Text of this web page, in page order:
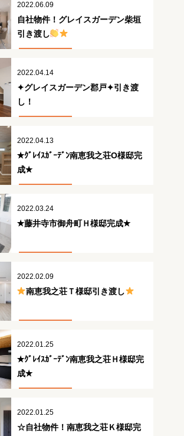
2022.06.09
自社物件！グレイスガーデン柴垣
引き渡し
2022.04.14
✦グレイスガーデン郡戸✦引き渡
し！
2022.04.13
✭ｸﾞﾚｲｽｶﾞｰﾃﾞﾝ南恵我之荘O様邸完
成✭
2022.03.24
✭藤井寺市御舟町Ｈ様邸完成✭
2022.02.09
南恵我之荘Ｔ様邸引き渡し
2022.01.25
✭ｸﾞﾚｲｽｶﾞｰﾃﾞﾝ南恵我之荘Ｈ様邸完
成✭
2022.01.25
☆自社物件！南恵我之荘Ｋ様邸完